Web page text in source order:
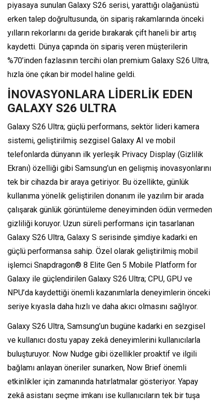
piyasaya sunulan Galaxy S26 serisi, yarattığı olağanüstü
erken talep doğrultusunda, ön sipariş rakamlarında önceki
yılların rekorlarını da geride bırakarak çift haneli bir artış
kaydetti. Dünya çapında ön sipariş veren müşterilerin
%70’inden fazlasının tercihi olan premium Galaxy S26 Ultra,
hızla öne çıkan bir model haline geldi.
İNOVASYONLARA LİDERLİK EDEN
GALAXY S26 ULTRA
Galaxy S26 Ultra; güçlü performans, sektör lideri kamera
sistemi, geliştirilmiş sezgisel Galaxy AI ve mobil
telefonlarda dünyanın ilk yerleşik Privacy Display (Gizlilik
Ekranı) özelliği gibi Samsung’un en gelişmiş inovasyonlarını
tek bir cihazda bir araya getiriyor. Bu özellikte, günlük
kullanıma yönelik geliştirilen donanım ile yazılım bir arada
çalışarak günlük görüntüleme deneyiminden ödün vermeden
gizliliği koruyor. Uzun süreli performans için tasarlanan
Galaxy S26 Ultra, Galaxy S serisinde şimdiye kadarki en
güçlü performansa sahip. Özel olarak geliştirilmiş mobil
işlemci Snapdragon® 8 Elite Gen 5 Mobile Platform for
Galaxy ile güçlendirilen Galaxy S26 Ultra; CPU, GPU ve
NPU’da kaydettiği önemli kazanımlarla deneyimlerin önceki
seriye kıyasla daha hızlı ve daha akıcı olmasını sağlıyor.
Galaxy S26 Ultra, Samsung’un bugüne kadarki en sezgisel
ve kullanıcı dostu yapay zekâ deneyimlerini kullanıcılarla
buluşturuyor. Now Nudge gibi özellikler proaktif ve ilgili
bağlamı anlayan öneriler sunarken, Now Brief önemli
etkinlikler için zamanında hatırlatmalar gösteriyor. Yapay
zekâ asistanı seçme imkanı ise kullanıcıların tek bir tuşa